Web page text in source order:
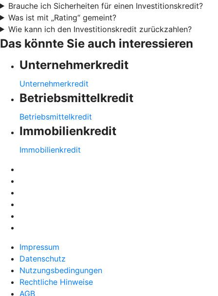
Brauche ich Sicherheiten für einen Investitionskredit?
Was ist mit „Rating“ gemeint?
Wie kann ich den Investitionskredit zurückzahlen?
Das könnte Sie auch interessieren
Unternehmerkredit
Unternehmerkredit
Betriebsmittelkredit
Betriebsmittelkredit
Immobilienkredit
Immobilienkredit
Impressum
Datenschutz
Nutzungsbedingungen
Rechtliche Hinweise
AGB